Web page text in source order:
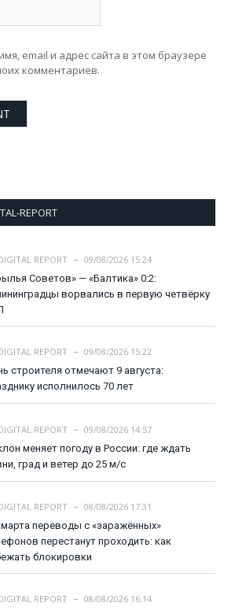
email и адрес сайта в этом браузере
комментариев.
REPORT
REPORT
09/08/2026 15:24
Советов» — «Балтика» 0:2:
ворвались в первую четвёрку
REPORT
09/08/2026 15:22
строителя отмечают 9 августа:
исполнилось 70 лет
REPORT
09/08/2026 14:57
меняет погоду в России: где ждать
град и ветер до 25 м/с
REPORT
08/08/2026 17:31
переводы с «заражённых»
перестанут проходить: как
блокировки
REPORT
08/08/2026 16:14